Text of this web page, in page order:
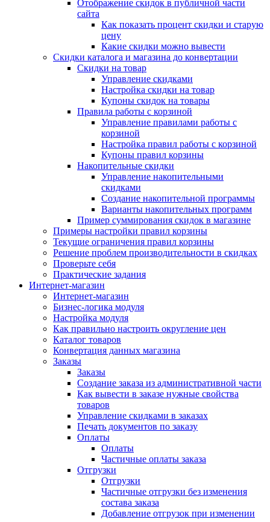
Отображение скидок в публичной части
сайта
Как показать процент скидки и старую
цену
Какие скидки можно вывести
Скидки каталога и магазина до конвертации
Скидки на товар
Управление скидками
Настройка скидки на товар
Купоны скидок на товары
Правила работы с корзиной
Управление правилами работы с
корзиной
Настройка правил работы с корзиной
Купоны правил корзины
Накопительные скидки
Управление накопительными
скидками
Создание накопительной программы
Варианты накопительных программ
Пример суммирования скидок в магазине
Примеры настройки правил корзины
Текущие ограничения правил корзины
Решение проблем производительности в скидках
Проверьте себя
Практические задания
Интернет-магазин
Интернет-магазин
Бизнес-логика модуля
Настройка модуля
Как правильно настроить округление цен
Каталог товаров
Конвертация данных магазина
Заказы
Заказы
Создание заказа из административной части
Как вывести в заказе нужные свойства
товаров
Управление скидками в заказах
Печать документов по заказу
Оплаты
Оплаты
Частичные оплаты заказа
Отгрузки
Отгрузки
Частичные отгрузки без изменения
состава заказа
Добавление отгрузок при изменении